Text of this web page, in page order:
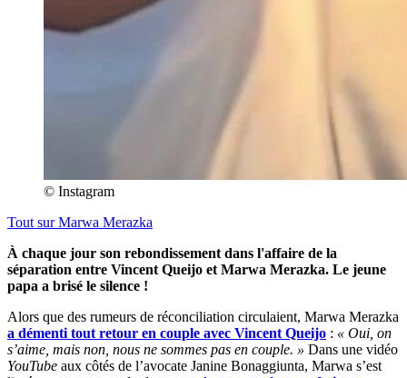
© Instagram
Tout surMarwa Merazka
À chaque jour son rebondissement dans l'affaire de la
séparation entre Vincent Queijo et Marwa Merazka. Le jeune
papa a brisé le silence !
Alors que des rumeurs de réconciliation circulaient, Marwa Merazka
a démenti tout retour en couple avec Vincent Queijo : « Oui, on
s’aime, mais non, nous ne sommes pas en couple. » Dans une vidéo
YouTube aux côtés de l’avocate Janine Bonaggiunta, Marwa s’est